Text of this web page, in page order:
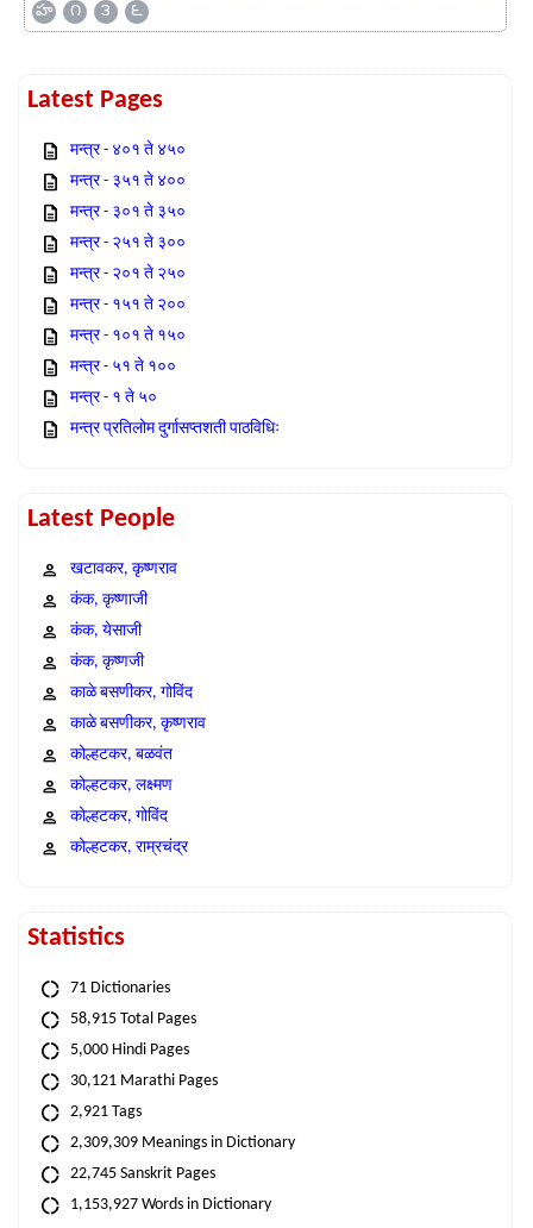
హ
౧ ౩ ౬
Latest Pages
मन्त्र - ४०१ ते ४५०
मन्त्र - ३५१ ते ४००
मन्त्र - ३०१ ते ३५०
मन्त्र - २५१ ते ३००
मन्त्र - २०१ ते २५०
मन्त्र - १५१ ते २००
मन्त्र - १०१ ते १५०
मन्त्र - ५१ ते १००
मन्त्र - १ ते ५०
मन्त्र प्रतिलोम दुर्गासप्तशती पाठविधिः
Latest People
खटावकर, कृष्णराव
कंक, कृष्णाजी
कंक, येसाजी
कंक, कृष्णजी
काळे बसणीकर, गोविंद
काळे बसणीकर, कृष्णराव
कोल्हटकर, बळवंत
कोल्हटकर, लक्ष्मण
कोल्हटकर, गोविंद
कोल्हटकर, राम्रचंद्र
Statistics
71 Dictionaries
58,915 Total Pages
5,000 Hindi Pages
30,121 Marathi Pages
2,921 Tags
2,309,309 Meanings in Dictionary
22,745 Sanskrit Pages
1,153,927 Words in Dictionary